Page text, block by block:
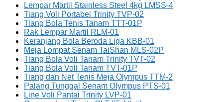
Lempar Martil Stainless Steel 4kg LMSS-4
Tiang Voli Portabel Trinity TVP-02
Tiang Bola Tenis Tanam TTT-01P
Rak Lempar Martil RLM-01
Keranjang Bola Beroda Liga KBB-01
Meja Lompat Senam TaiShan MLS-02P
Tiang Bola Voli Tanam Trinity TVT-02
Tiang Bola Voli Tanam TVT-01P
Tiang dan Net Tenis Meja Olympus TTM-2
Palang Tunggal Senam Olympus PTS-01
Line Voli Pantai Trinity LVP-01